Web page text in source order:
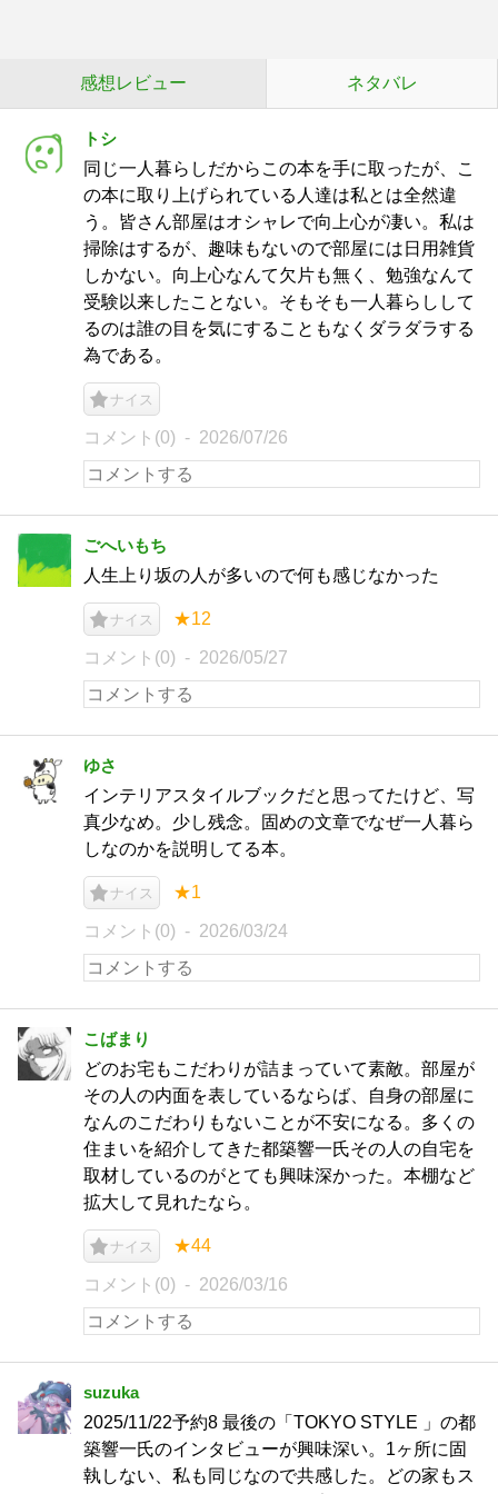
感想レビュー ネタバレ
トシ
同じ一人暮らしだからこの本を手に取ったが、こ
の本に取り上げられている人達は私とは全然違
う。皆さん部屋はオシャレで向上心が凄い。私は
掃除はするが、趣味もないので部屋には日用雑貨
しかない。向上心なんて欠片も無く、勉強なんて
受験以来したことない。そもそも一人暮らしして
るのは誰の目を気にすることもなくダラダラする
為である。
ナイス
コメント(0) 2026/07/26
ごへいもち
人生上り坂の人が多いので何も感じなかった
ナイス ★12
コメント(0) 2026/05/27
ゆさ
インテリアスタイルブックだと思ってたけど、写
真少なめ。少し残念。固めの文章でなぜ一人暮ら
しなのかを説明してる本。
ナイス ★1
コメント(0) 2026/03/24
こばまり
どのお宅もこだわりが詰まっていて素敵。部屋が
その人の内面を表しているならば、自身の部屋に
なんのこだわりもないことが不安になる。多くの
住まいを紹介してきた都築響一氏その人の自宅を
取材しているのがとても興味深かった。本棚など
拡大して見れたなら。
ナイス ★44
コメント(0) 2026/03/16
suzuka
2025/11/22予約8 最後の「TOKYO STYLE 」の都
築響一氏のインタビューが興味深い。1ヶ所に固
執しない、私も同じなので共感した。どの家もス